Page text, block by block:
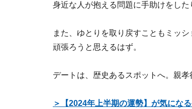
身近な人が抱える問題に手助けをした
また、ゆとりを取り戻すこともミッ
頑張ろうと思えるはず。
デートは、歴史あるスポットへ。親
＞【2024年上半期の運勢】が気にな